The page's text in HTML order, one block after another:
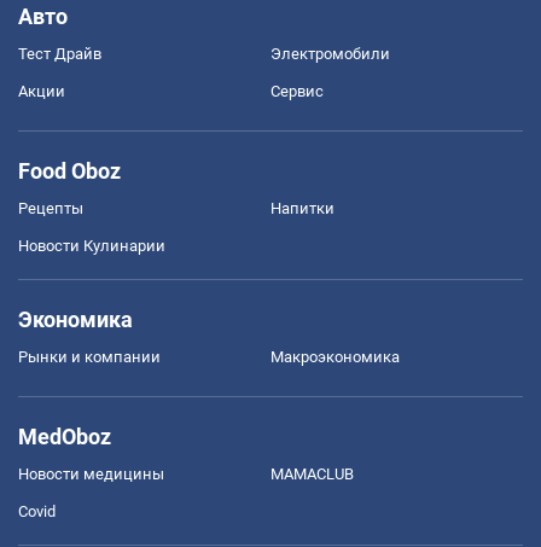
Авто
Тест Драйв Электромобили
Акции Сервис
Food Oboz
Рецепты Напитки
Новости Кулинарии
Экономика
Рынки и компании Mакроэкономика
MedOboz
Новости медицины MAMACLUB
Covid